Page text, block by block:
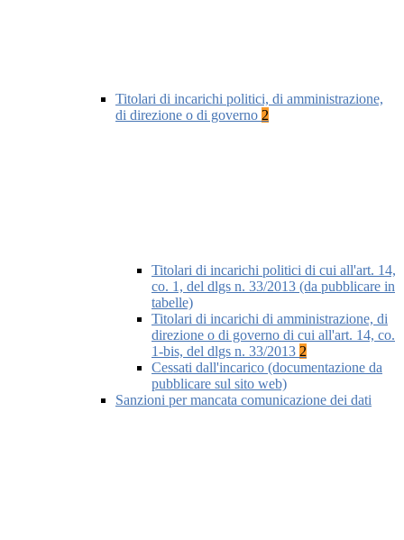
Titolari di incarichi politici, di amministrazione,
di direzione o di governo 2
Titolari di incarichi politici di cui all'art. 14,
co. 1, del dlgs n. 33/2013 (da pubblicare in
tabelle)
Titolari di incarichi di amministrazione, di
direzione o di governo di cui all'art. 14, co.
1-bis, del dlgs n. 33/2013 2
Cessati dall'incarico (documentazione da
pubblicare sul sito web)
Sanzioni per mancata comunicazione dei dati